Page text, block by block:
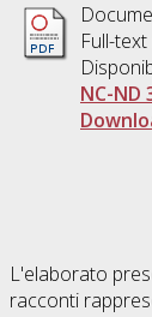
Full-
NC-ND
L'elaborato
racconti